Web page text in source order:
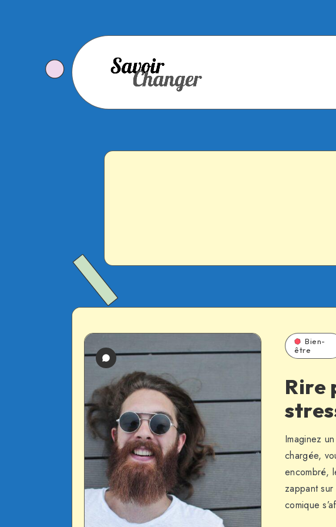
Bien-
être
Rire
Imaginez
chargée,
encombré,
zappant
comique